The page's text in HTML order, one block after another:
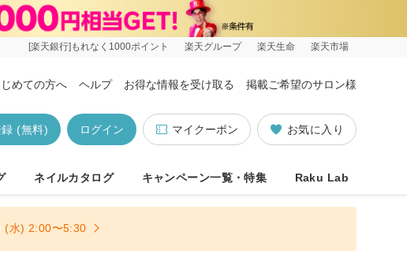
[楽天銀行]もれなく1000ポイント 楽天グループ 楽天生命 楽天市場
めての方へ ヘルプ お得な情報を受け取る 掲載ご希望のサロン様
お気に入り
マイクーポン
ログイン
(無料)
ネイルカタログ キャンペーン一覧・特集 Raku Lab
(水) 2:00〜5:30